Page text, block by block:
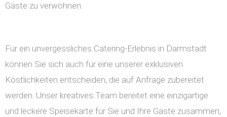
Gäste zu verwöhnen.
Für ein unvergessliches Catering-Erlebnis in Darmstadt
können Sie sich auch für eine unserer exklusiven
Köstlichkeiten entscheiden, die auf Anfrage zubereitet
werden. Unser kreatives Team bereitet eine einzigartige
und leckere Speisekarte für Sie und Ihre Gäste zusammen,